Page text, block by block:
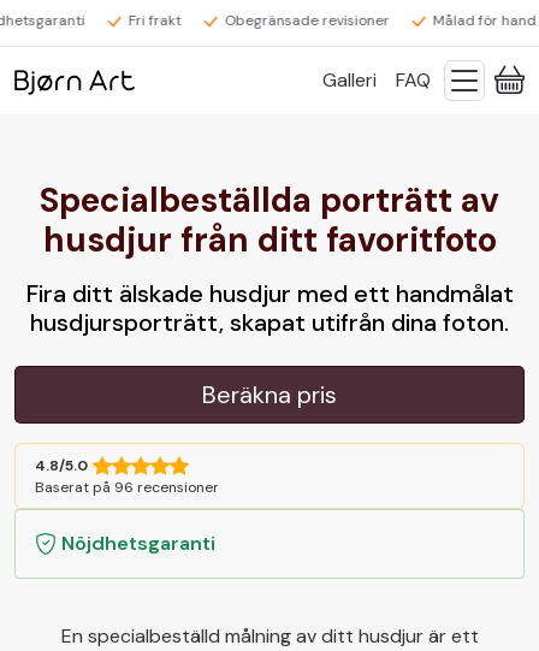
Fri frakt Obegränsade revisioner Målad för hand
Galleri FAQ
4.8/5.0
Baserat på 96 recensioner
Nöjdhetsgaranti
Specialbeställda porträtt av
husdjur från ditt favoritfoto
Fira ditt älskade husdjur med ett handmålat
husdjursporträtt, skapat utifrån dina foton.
Beräkna pris
En specialbeställd målning av ditt husdjur är ett